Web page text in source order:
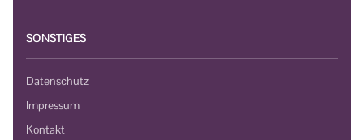
SONSTIGES
Datenschutz
Impressum
Kontakt